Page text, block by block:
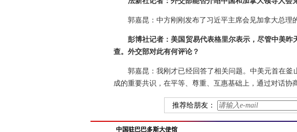
郭嘉昆：中方刚刚发布了习近平主席会见加拿大总理
彭博社记者：美国贸易代表格里尔表示，尽管中美
查。外交部对此有何评论？
郭嘉昆：我刚才已经回答了相关问题。中美元首在
成的重要共识，在平等、尊重、互惠基础上，通过对话协
推荐给朋友：
中国驻巴巴多斯大使馆